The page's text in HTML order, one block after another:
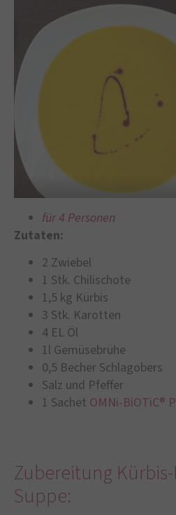
für 4 Personen
Zutaten:
2 Zwiebel
1 Stk. Chilischote
1,5 kg Kürbis
3 Stk. Karotten
4 EL Öl
1l Gemüsebrühe
0,5 Becher Schlagobers
Salz und Pfeffer
1 Sachet OMNi-BiOTiC®
Zubereitung
Suppe: